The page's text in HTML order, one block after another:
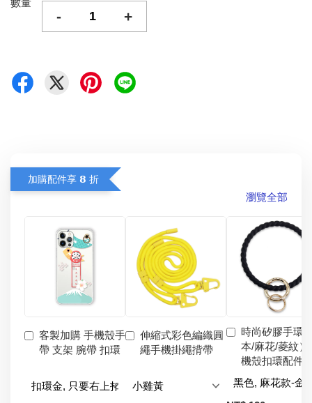
數量
- +
加購配件享 𝟴 折
瀏覽全部
客製加購 手機殼手
帶 支架 腕帶 扣環
伸縮式彩色編織圓
繩手機掛繩揹帶
時尚矽膠手環
本/麻花/菱紋）
機殼扣環配件